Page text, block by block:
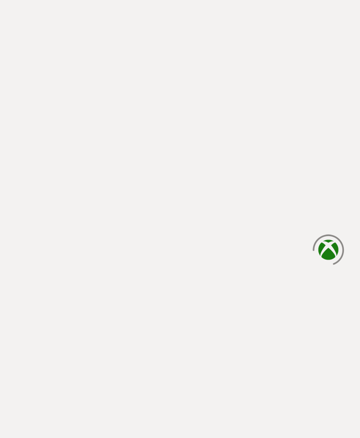
يتم الآن التحميل